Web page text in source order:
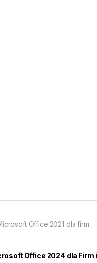
Office 2024 dla Firm